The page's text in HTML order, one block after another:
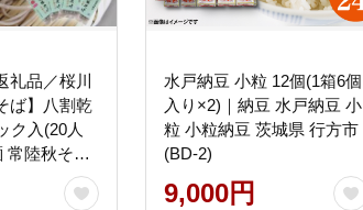
礼品／桜川
ば】八割乾
ク入(20人
常陸秋そば
品 桜川市
県 行方市
水戸納豆 小粒 12個(1箱6個
入り×2)｜納豆 水戸納豆 小
粒 小粒納豆 茨城県 行方市
(BD-2)
9,000円